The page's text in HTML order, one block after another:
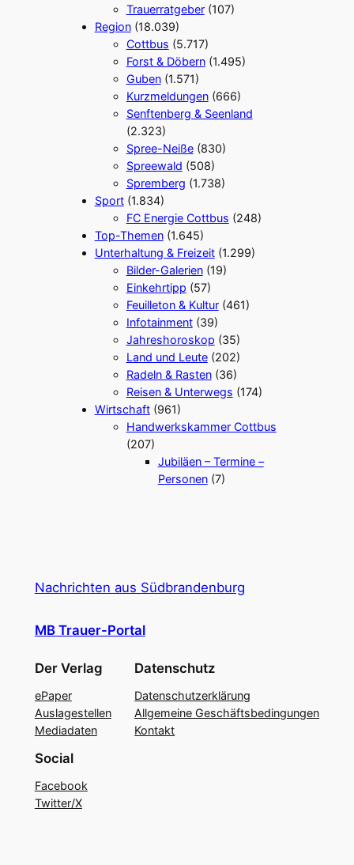
Trauerratgeber(107)
Region(18.039)
Cottbus (5.717)
Forst & Döbern(1.495)
Guben(1.571)
Kurzmeldungen(666)
Senftenberg & Seenland
(2.323)
Spree-Neiße(830)
Spreewald (508)
Spremberg (1.738)
Sport(1.834)
FC Energie Cottbus (248)
Top-Themen(1.645)
Unterhaltung & Freizeit(1.299)
Bilder-Galerien(19)
Einkehrtipp (57)
Feuilleton & Kultur(461)
Infotainment(39)
Jahreshoroskop (35)
Land und Leute(202)
Radeln & Rasten(36)
Reisen & Unterwegs (174)
Wirtschaft(961)
Handwerkskammer Cottbus
(207)
Jubiläen – Termine –
Personen(7)
Nachrichten aus Südbrandenburg
MB Trauer-Portal
Der Verlag
ePaper
Auslagestellen
Mediadaten
Datenschutz
Datenschutzerklärung
Allgemeine Geschäftsbedingungen
Kontakt
Social
Facebook
Twitter/X